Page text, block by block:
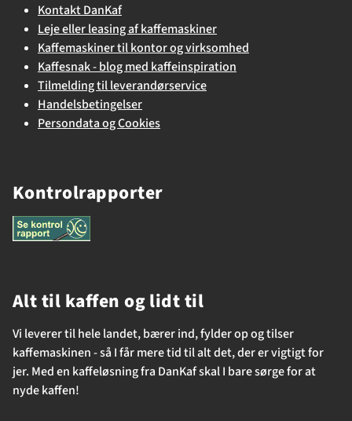
Kontakt DanKaf
Leje eller leasing af kaffemaskiner
Kaffemaskiner til kontor og virksomhed
Kaffesnak - blog med kaffeinspiration
Tilmelding til leverandørservice
Handelsbetingelser
Persondata og Cookies
Kontrolrapporter
Alt til kaffen og lidt til
Vi leverer til hele landet, bærer ind, fylder op og tilser
kaffemaskinen - så I får mere tid til alt det, der er vigtigt for
jer. Med en kaffeløsning fra DanKaf skal I bare sørge for at
nyde kaffen!